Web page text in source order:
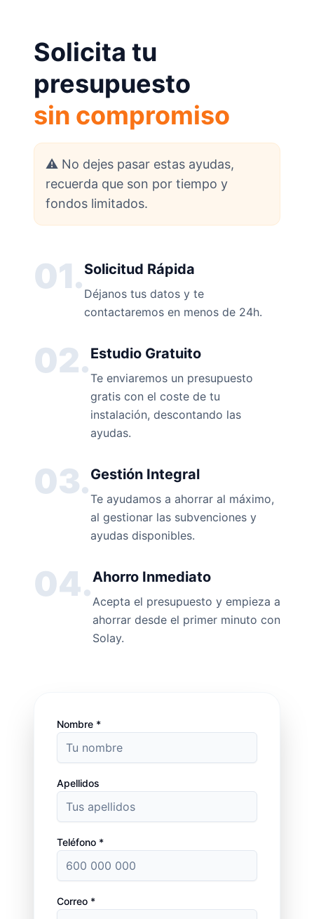
Solicita tu
presupuesto
sin compromiso
⚠️ No dejes pasar estas ayudas,
recuerda que son por tiempo y
fondos limitados.
01.Solicitud Rápida
Déjanos tus datos y te
contactaremos en menos de 24h.
02.Estudio Gratuito
Te enviaremos un presupuesto
gratis con el coste de tu
instalación, descontando las
ayudas.
03.Gestión Integral
Te ayudamos a ahorrar al máximo,
al gestionar las subvenciones y
ayudas disponibles.
04.Ahorro Inmediato
Acepta el presupuesto y empieza a
ahorrar desde el primer minuto con
Solay.
Nombre *
Apellidos
Teléfono *
Correo *